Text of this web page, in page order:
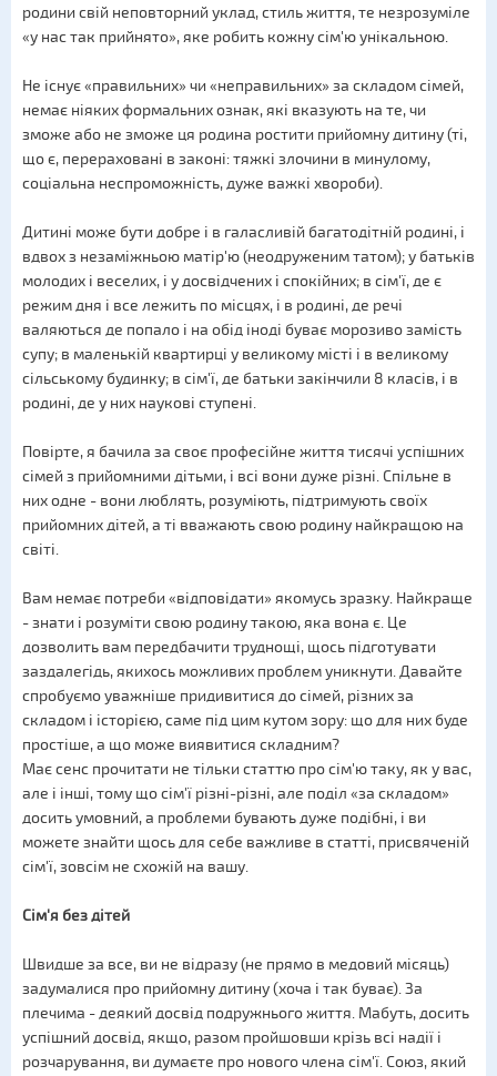
родини свій неповторний уклад, стиль життя, те незрозуміле
«у нас так прийнято», яке робить кожну сім'ю унікальною.
Не існує «правильних» чи «неправильних» за складом сімей,
немає ніяких формальних ознак, які вказують на те, чи
зможе або не зможе ця родина ростити прийомну дитину (ті,
що є, перераховані в законі: тяжкі злочини в минулому,
соціальна неспроможність, дуже важкі хвороби).
Дитині може бути добре і в галасливій багатодітній родині, і
вдвох з незаміжньою матір'ю (неодруженим татом); у батьків
молодих і веселих, і у досвідчених і спокійних; в сім'ї, де є
режим дня і все лежить по місцях, і в родині, де речі
валяються де попало і на обід іноді буває морозиво замість
супу; в маленькій квартирці у великому місті і в великому
сільському будинку; в сім'ї, де батьки закінчили 8 класів, і в
родині, де у них наукові ступені.
Повірте, я бачила за своє професійне життя тисячі успішних
сімей з прийомними дітьми, і всі вони дуже різні. Спільне в
них одне - вони люблять, розуміють, підтримують своїх
прийомних дітей, а ті вважають свою родину найкращою на
світі.
Вам немає потреби «відповідати» якомусь зразку. Найкраще
- знати і розуміти свою родину такою, яка вона є. Це
дозволить вам передбачити труднощі, щось підготувати
заздалегідь, якихось можливих проблем уникнути. Давайте
спробуємо уважніше придивитися до сімей, різних за
складом і історією, саме під цим кутом зору: що для них буде
простіше, а що може виявитися складним?
Має сенс прочитати не тільки статтю про сім'ю таку, як у вас,
але і інші, тому що сім'ї різні-різні, але поділ «за складом»
досить умовний, а проблеми бувають дуже подібні, і ви
можете знайти щось для себе важливе в статті, присвяченій
сім'ї, зовсім не схожій на вашу.
Сім'я без дітей
Швидше за все, ви не відразу (не прямо в медовий місяць)
задумалися про прийомну дитину (хоча і так буває). За
плечима - деякий досвід подружнього життя. Мабуть, досить
успішний досвід, якщо, разом пройшовши крізь всі надії і
розчарування, ви думаєте про нового члена сім'ї. Союз, який